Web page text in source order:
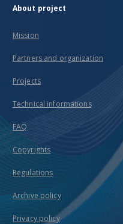
About project
Mission
Partners and organization
Projects
Technical informations
FAQ
Copyrights
Regulations
Archive policy
Privacy policy